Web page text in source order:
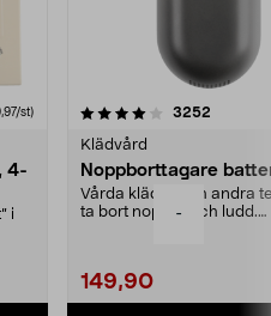
-
st)
4-
i
3252
Klädvård
Noppborttagare
Vårda kläder och andra
ta bort noppor och ludd.
149,90
4.5av 5 stjärnor